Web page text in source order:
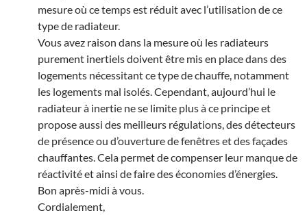
mesure où ce temps est réduit avec l’utilisation de ce
type de radiateur.
Vous avez raison dans la mesure où les radiateurs
purement inertiels doivent être mis en place dans des
logements nécessitant ce type de chauffe, notamment
les logements mal isolés. Cependant, aujourd’hui le
radiateur à inertie ne se limite plus à ce principe et
propose aussi des meilleurs régulations, des détecteurs
de présence ou d’ouverture de fenêtres et des façades
chauffantes. Cela permet de compenser leur manque de
réactivité et ainsi de faire des économies d’énergies.
Bon après-midi à vous.
Cordialement,